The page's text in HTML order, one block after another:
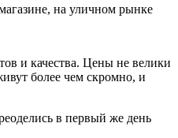
на уличном рынке
и качества. Цены не велики
более чем скромно, и
в первый же день